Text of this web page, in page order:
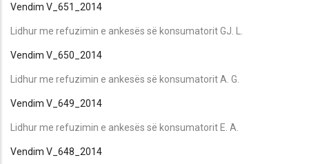
Vendim V_651_2014
Lidhur me refuzimin e ankesës së konsumatorit GJ. L.
Vendim V_650_2014
Lidhur me refuzimin e ankesës së konsumatorit A. G.
Vendim V_649_2014
Lidhur me refuzimin e ankesës së konsumatorit E. A.
Vendim V_648_2014